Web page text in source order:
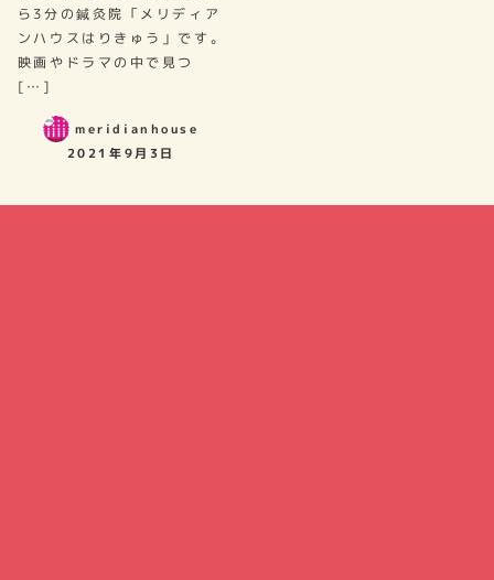
ら3分の鍼灸院「メリディア
ンハウスはりきゅう」です。
映画やドラマの中で見つ
[…]
meridianhouse
2021年9月3日